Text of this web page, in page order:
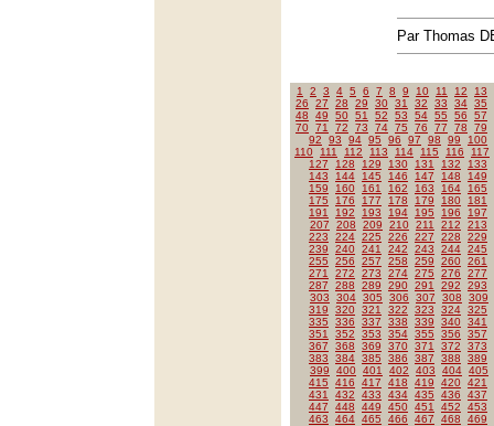
Par Thomas
1 2 3 4 5 6 7 8 9 10 11 12
13
26
27 28 29 30 31 32 33 34 35
48
49 50 51 52 53 54 55 56
57
70 71 72 73 74 75 76 77 78
79
92
93 94 95 96 97 98 99
100
110
111 112 113 114 115 116
117
127
128 129 130 131 132
133
143
144 145 146 147 148
149
159
160 161 162 163 164
165
175
176 177 178 179 180
181
191
192 193 194 195 196
197
207
208 209 210 211 212
213
223
224 225 226 227 228
229
239
240 241 242 243 244 245
255
256 257 258 259 260 261
271
272 273 274 275 276
277
287
288 289 290 291 292
293
303
304 305 306 307 308
309
319
320 321 322 323 324 325
335
336 337 338 339 340 341
351
352 353 354 355 356
357
367
368 369 370 371 372
373
383
384 385 386 387 388
389
399
400 401 402 403 404 405
415
416 417 418 419 420 421
431
432 433 434 435 436
437
447
448 449 450 451 452
453
463
464 465 466 467 468 469